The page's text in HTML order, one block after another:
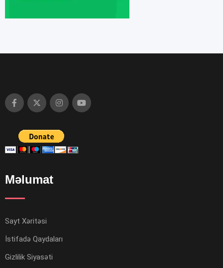
Məlumat
Sayt Xəritəsi
İstifadə Qaydaları
Gizlilik Siyasəti